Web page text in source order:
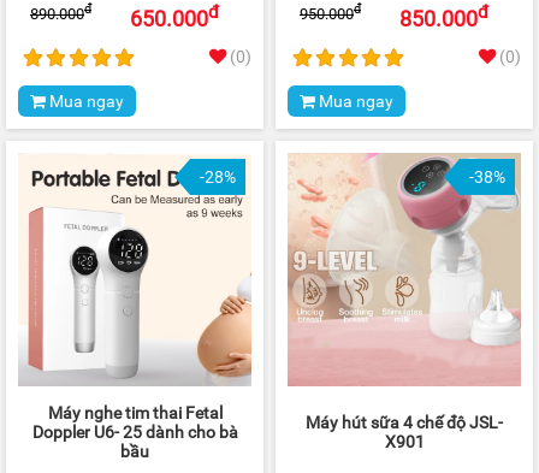
650.000đ
890.000đ
(0)
Mua ngay
850.000đ
950.000đ
(0)
Mua ngay
-28%
Máy nghe tim thai Fetal
Doppler U6- 25 dành cho bà
bầu
-38%
Máy hút sữa 4 chế độ JSL-
X901